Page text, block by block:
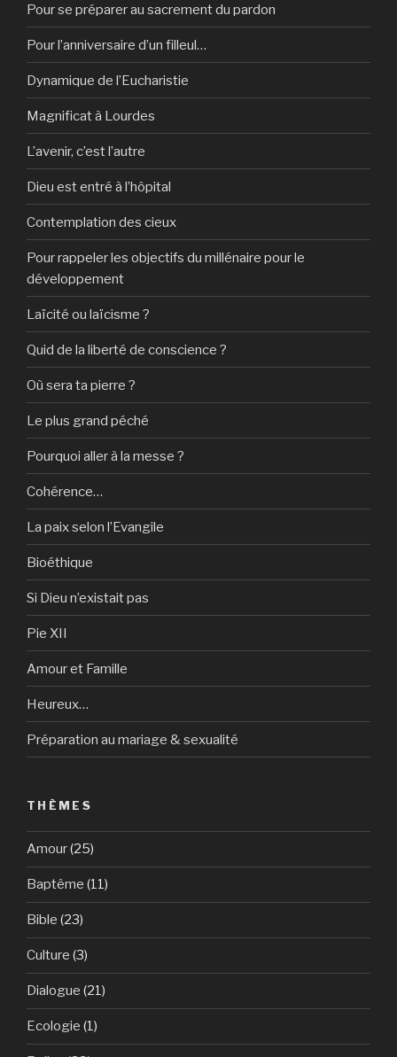
Pour se préparer au sacrement du pardon
Pour l’anniversaire d’un filleul…
Dynamique de l’Eucharistie
Magnificat à Lourdes
L’avenir, c’est l’autre
Dieu est entré à l’hôpital
Contemplation des cieux
Pour rappeler les objectifs du millénaire pour le
développement
Laïcité ou laïcisme ?
Quid de la liberté de conscience ?
Où sera ta pierre ?
Le plus grand péché
Pourquoi aller à la messe ?
Cohérence…
La paix selon l’Evangile
Bioéthique
Si Dieu n’existait pas
Pie XII
Amour et Famille
Heureux…
Préparation au mariage & sexualité
THÈMES
Amour(25)
Baptême (11)
Bible (23)
Culture (3)
Dialogue (21)
Ecologie (1)